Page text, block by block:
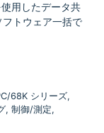
用したデータ共
トウェア一括で
68K シリーズ,
, 制御/測定,